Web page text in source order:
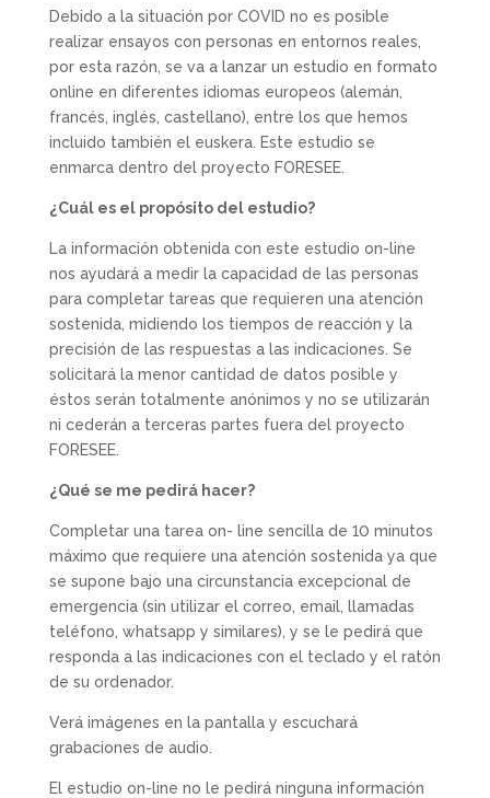
Debido a la situación por COVID no es posible
realizar ensayos con personas en entornos reales,
por esta razón, se va a lanzar un estudio en formato
online en diferentes idiomas europeos (alemán,
francés, inglés, castellano), entre los que hemos
incluido también el euskera. Este estudio se
enmarca dentro del proyecto FORESEE.
¿Cuál es el propósito del estudio?
La información obtenida con este estudio on-line
nos ayudará a medir la capacidad de las personas
para completar tareas que requieren una atención
sostenida, midiendo los tiempos de reacción y la
precisión de las respuestas a las indicaciones. Se
solicitará la menor cantidad de datos posible y
éstos serán totalmente anónimos y no se utilizarán
ni cederán a terceras partes fuera del proyecto
FORESEE.
¿Qué se me pedirá hacer?
Completar una tarea on- line sencilla de 10 minutos
máximo que requiere una atención sostenida ya que
se supone bajo una circunstancia excepcional de
emergencia (sin utilizar el correo, email, llamadas
teléfono, whatsapp y similares), y se le pedirá que
responda a las indicaciones con el teclado y el ratón
de su ordenador.
Verá imágenes en la pantalla y escuchará
grabaciones de audio.
El estudio on-line no le pedirá ninguna información